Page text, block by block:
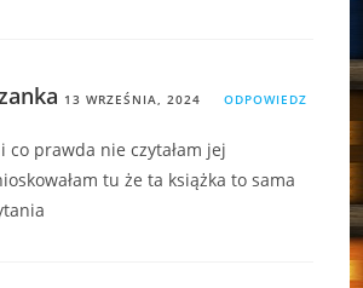
13 WRZEŚNIA, 2024 ODPOWIEDZ
co prawda nie czytałam jej
tu że ta książka to sama